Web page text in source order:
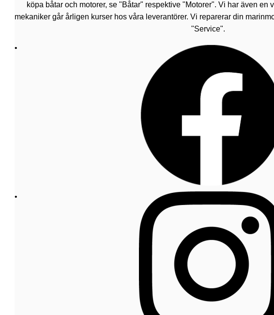
köpa båtar och motorer, se "Båtar" respektive "Motorer". Vi har även en
mekaniker går årligen kurser hos våra leverantörer. Vi reparerar din
"Service".